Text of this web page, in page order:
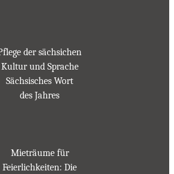
der sächsichen
Kultur und Sprache
Sächsisches Wort
des Jahres
Mieträume für
Feierlichkeiten: Die